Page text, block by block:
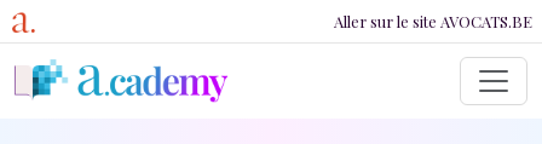
Aller au contenu principal Lien vers
Aller sur le site AVOCATS.BE